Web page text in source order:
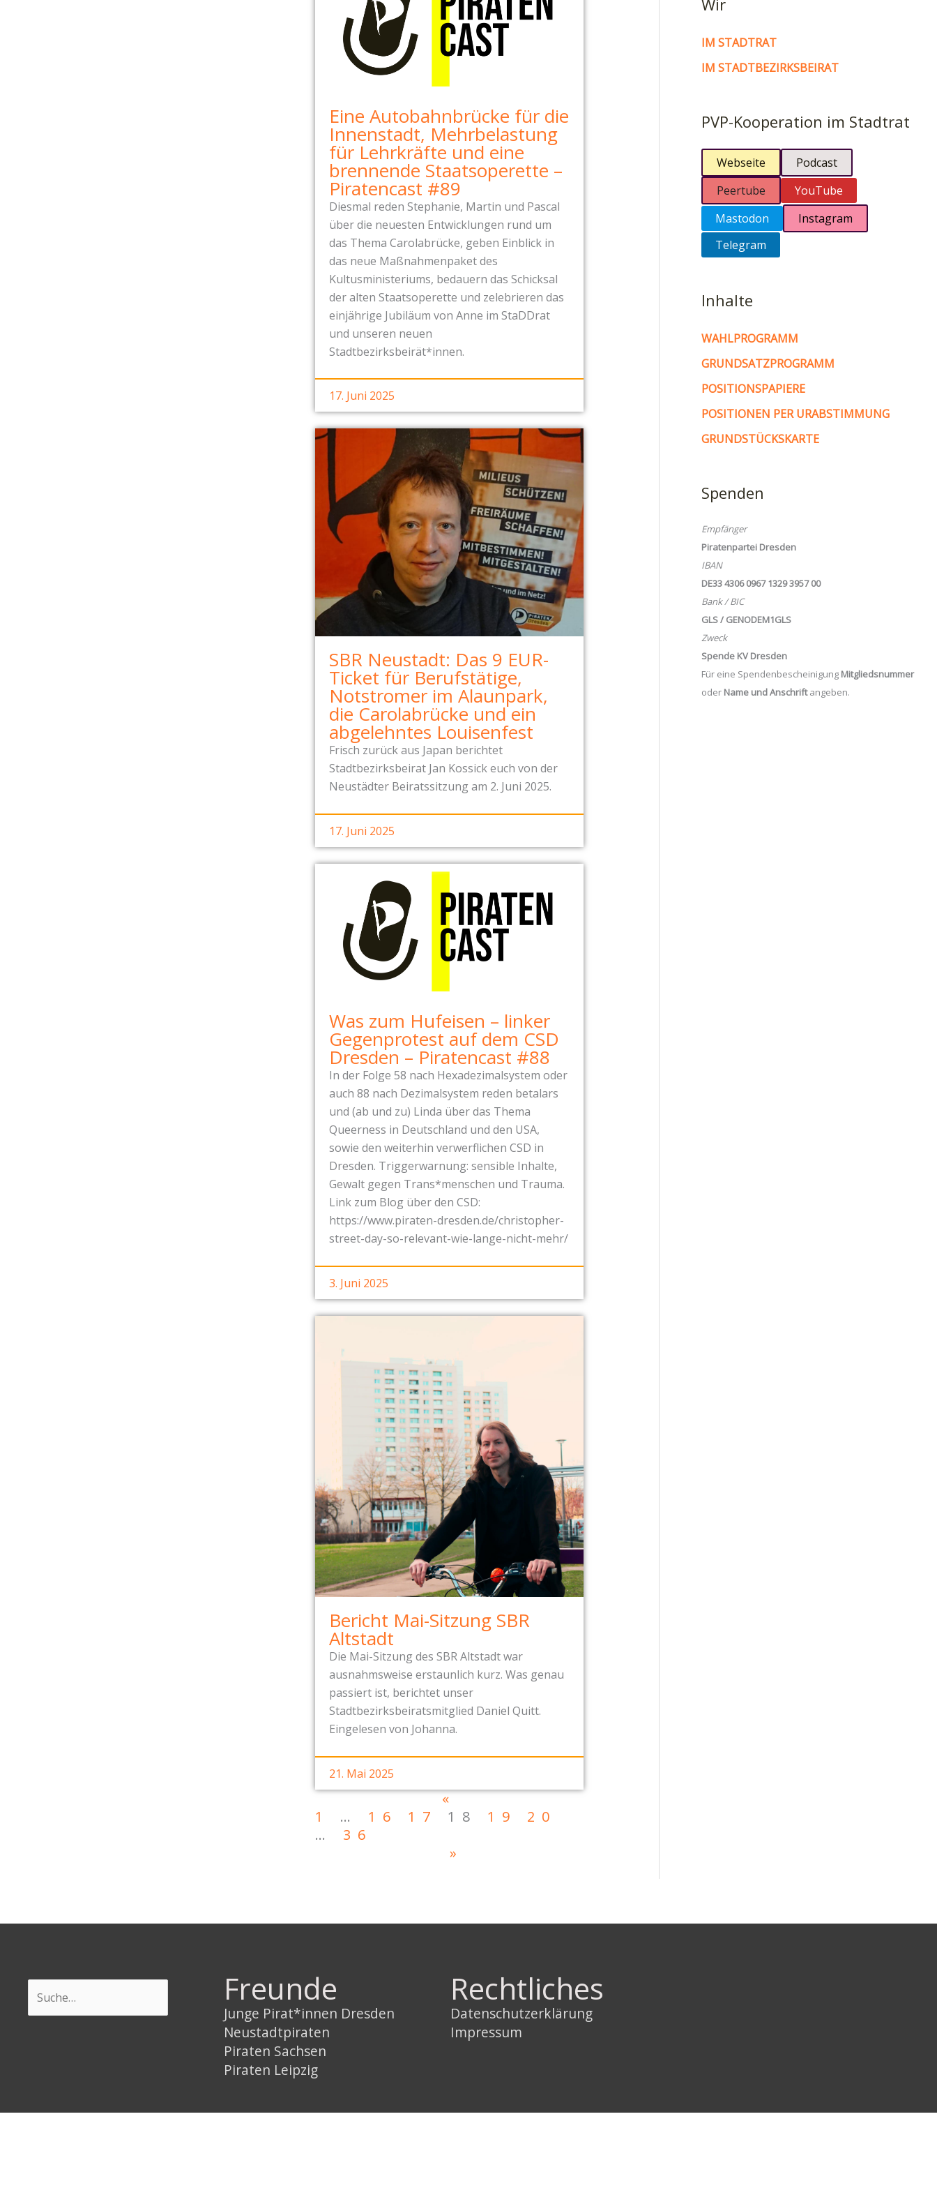
Eine Autobahnbrücke für die
Innenstadt, Mehrbelastung
für Lehrkräfte und eine
brennende Staatsoperette –
Piratencast #89
Diesmal reden Stephanie, Martin und Pascal
über die neuesten Entwicklungen rund um
das Thema Carolabrücke, geben Einblick in
das neue Maßnahmenpaket des
Kultusministeriums, bedauern das Schicksal
der alten Staatsoperette und zelebrieren das
einjährige Jubiläum von Anne im StaDDrat
und unseren neuen
Stadtbezirksbeirät*innen.
17. Juni 2025
SBR Neustadt: Das 9 EUR-
Ticket für Berufstätige,
Notstromer im Alaunpark,
die Carolabrücke und ein
abgelehntes Louisenfest
Frisch zurück aus Japan berichtet
Stadtbezirksbeirat Jan Kossick euch von der
Neustädter Beiratssitzung am 2. Juni 2025.
17. Juni 2025
Was zum Hufeisen – linker
Gegenprotest auf dem CSD
Dresden – Piratencast #88
In der Folge 58 nach Hexadezimalsystem oder
auch 88 nach Dezimalsystem reden betalars
und (ab und zu) Linda über das Thema
Queerness in Deutschland und den USA,
sowie den weiterhin verwerflichen CSD in
Dresden. Triggerwarnung: sensible Inhalte,
Gewalt gegen Trans*menschen und Trauma.
Link zum Blog über den CSD:
https://www.piraten-dresden.de/christopher-
street-day-so-relevant-wie-lange-nicht-mehr/
3. Juni 2025
Bericht Mai-Sitzung SBR
Altstadt
Die Mai-Sitzung des SBR Altstadt war
ausnahmsweise erstaunlich kurz. Was genau
passiert ist, berichtet unser
Stadtbezirksbeiratsmitglied Daniel Quitt.
Eingelesen von Johanna.
21. Mai 2025
«
1
… 16 17 18 19
20
…
36
»
Wir
IM STADTRAT
IM STADTBEZIRKSBEIRAT
PVP-Kooperation im Stadtrat
Webseite
Podcast
Peertube
YouTube
Mastodon
Instagram
Telegram
Inhalte
WAHLPROGRAMM
GRUNDSATZPROGRAMM
POSITIONSPAPIERE
POSITIONEN PER URABSTIMMUNG
GRUNDSTÜCKSKARTE
Spenden
Empfänger
Piratenpartei Dresden
IBAN
DE33 4306 0967 1329 3957 00
Bank / BIC
GLS / GENODEM1GLS
Zweck
Spende KV Dresden
Für eine Spendenbescheinigung Mitgliedsnummer
oder Name und Anschriftangeben.
Freunde
Junge Pirat*innen Dresden
Neustadtpiraten
Piraten Sachsen
Piraten Leipzig
Rechtliches
Datenschutzerklärung
Impressum